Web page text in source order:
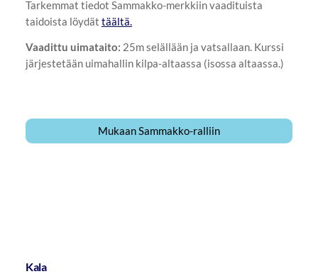
Tarkemmat tiedot Sammakko-merkkiin vaadituista
taidoista löydät täältä.
Vaadittu uimataito: 25m selällään ja vatsallaan. Kurssi
järjestetään uimahallin kilpa-altaassa (isossa altaassa.)
Mukaan Sammakko-ralliin
Kala